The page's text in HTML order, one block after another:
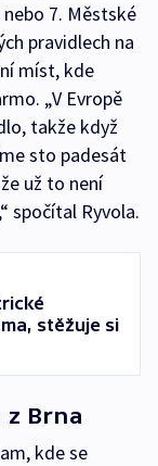
7. Městské
pravidlech na
míst, kde
„V Evropě
takže když
sto padesát
už to není
spočítal Ryvola.
stěžuje si
z Brna
kde se